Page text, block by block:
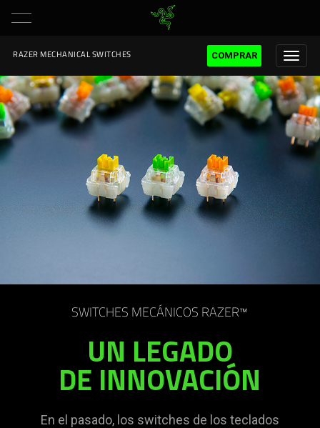
RAZER MECHANICAL SWITCHES COMPRAR
SWITCHES MECÁNICOS RAZER™
UN LEGADO
DE INNOVACIÓN
En el pasado, los switches de los teclados